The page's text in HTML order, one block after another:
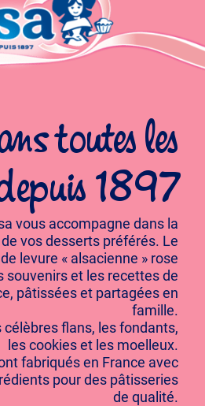
toutes les
1897
vous accompagne dans la
vos desserts préférés. Le
levure « alsacienne » rose
souvenirs et les recettes de
pâtissées et partagées en
famille.
célèbres flans, les fondants,
les cookies et les moelleux.
fabriqués en France avec
pour des pâtisseries
de qualité.